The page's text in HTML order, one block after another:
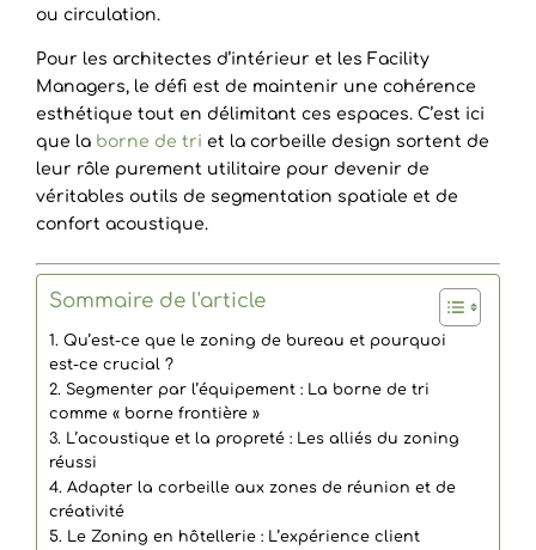
ou circulation.
Pour les architectes d’intérieur et les Facility
Managers, le défi est de maintenir une cohérence
esthétique tout en délimitant ces espaces. C’est ici
que la borne de tri et la corbeille design sortent de
leur rôle purement utilitaire pour devenir de
véritables outils de segmentation spatiale et de
confort acoustique.
Sommaire de l'article
1. Qu’est-ce que le zoning de bureau et pourquoi
est-ce crucial ?
2. Segmenter par l’équipement : La borne de tri
comme « borne frontière »
3. L’acoustique et la propreté : Les alliés du zoning
réussi
4. Adapter la corbeille aux zones de réunion et de
créativité
5. Le Zoning en hôtellerie : L’expérience client